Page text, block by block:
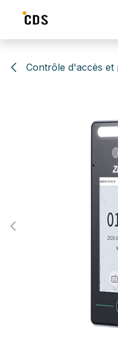
Contrôle d'accès et